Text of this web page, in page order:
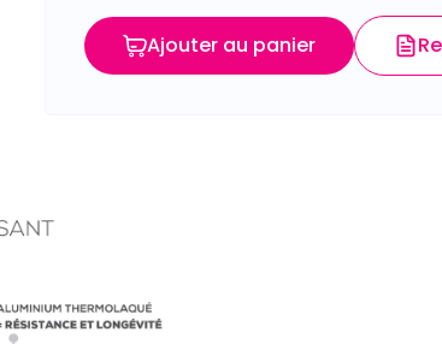
Ajouter au panier